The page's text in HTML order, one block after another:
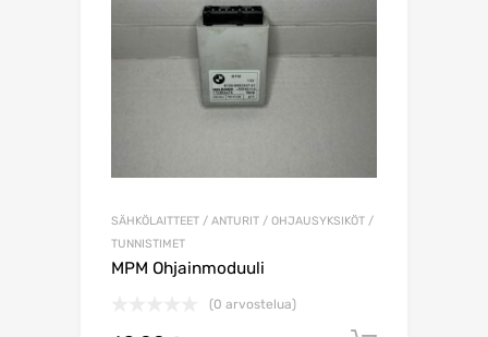
SÄHKÖLAITTEET / ANTURIT / OHJAUSYKSIKÖT /
TUNNISTIMET
MPM Ohjainmoduuli
(0 arvostelua)